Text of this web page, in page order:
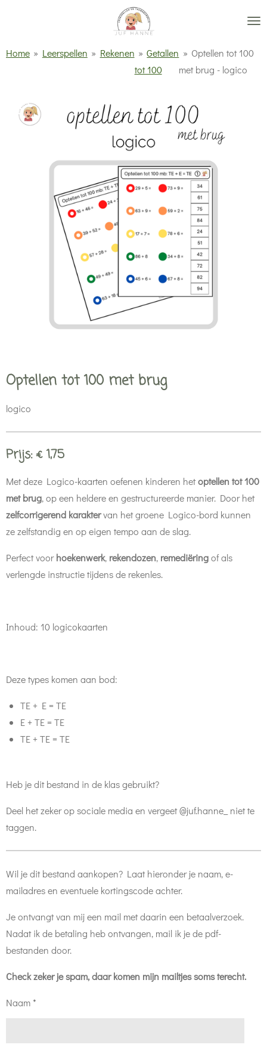
Home » Leerspellen » Rekenen » Getallen
tot 100
» Optellen tot 100
met brug - logico
Optellen tot 100 met brug
logico
Prijs: € 1,75
Met deze Logico-kaarten oefenen kinderen hetoptellen tot 100
met brug, op een heldere en gestructureerde manier. Door het
zelfcorrigerend karaktervan het groene Logico-bord kunnen
ze zelfstandig en op eigen tempo aan de slag.
Perfect voorhoekenwerk, rekendozen, remediëringof als
verlengde instructie tijdens de rekenles.
Inhoud: 10 logicokaarten
Deze types komen aan bod:
TE + E = TE
E + TE = TE
TE + TE = TE
Heb je dit bestand in de klas gebruikt?
Deel het zeker op sociale media en vergeet @juf.hanne_ niet te
taggen.
Wil je dit bestand aankopen? Laat hieronder je naam, e-
mailadres en eventuele kortingscode achter.
Je ontvangt van mij een mail met daarin een betaalverzoek.
Nadat ik de betaling heb ontvangen, mail ik je de pdf-
bestanden door.
Check zeker je spam, daar komen mijn mailtjes soms terecht.
Naam *